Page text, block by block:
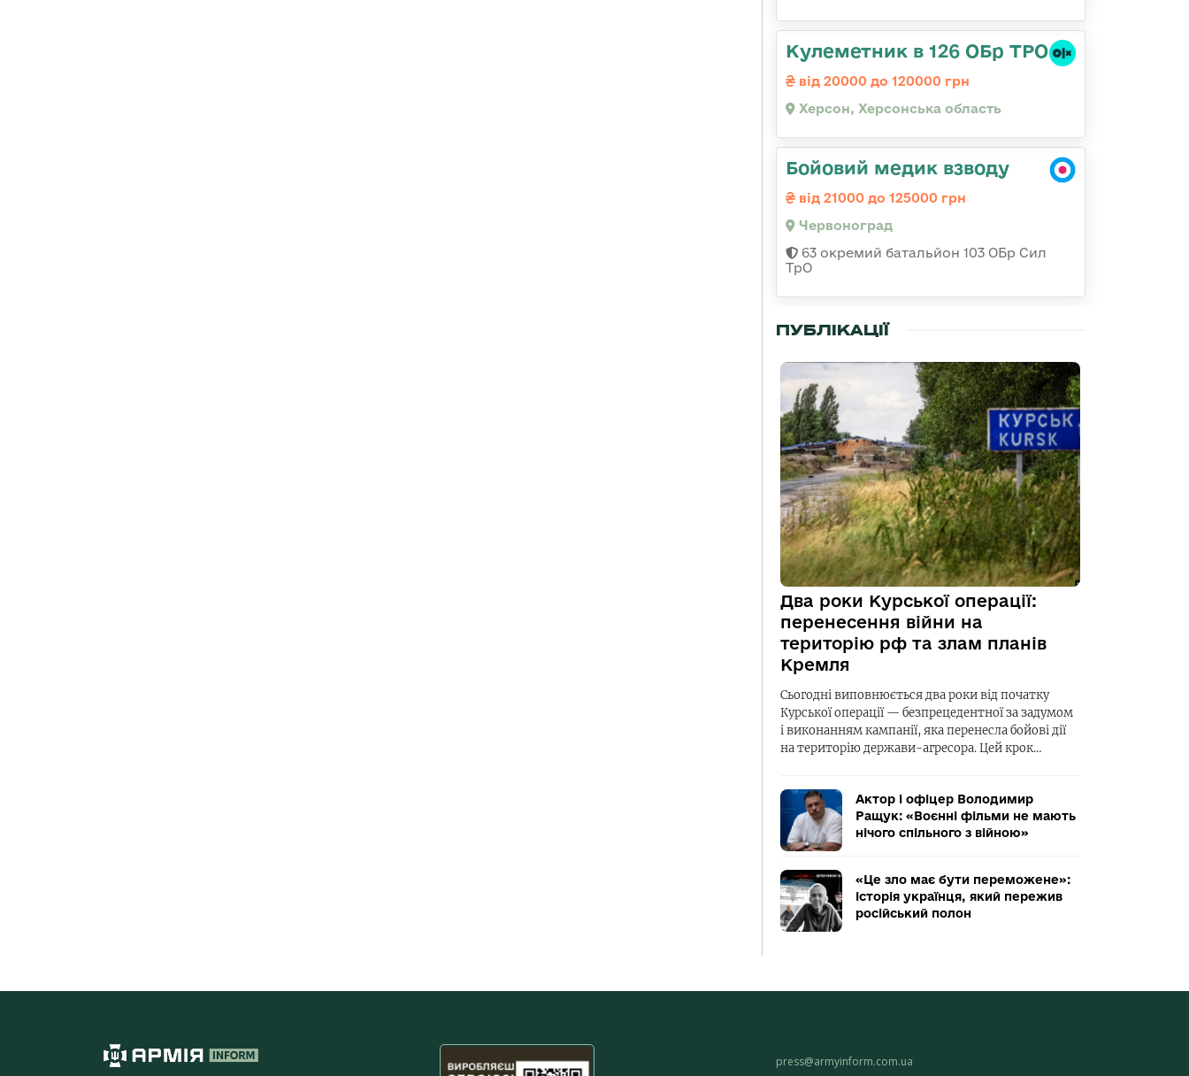
Кулеметник в 126 ОБр ТРО
від 20000 до 120000 грн
Херсон, Херсонська область
Бойовий медик взводу
від 21000 до 125000 грн
Червоноград
63 окремий батальйон 103 ОБр Сил
ТрО
ПУБЛІКАЦІЇ
Два роки Курської операції:
перенесення війни на
територію рф та злам планів
Кремля
Сьогодні виповнюється два роки від початку
Курської операції — безпрецедентної за задумом
і виконанням кампанії, яка перенесла бойові дії
на територію держави-агресора. Цей крок…
Актор і офіцер Володимир
Ращук: «Воєнні фільми не мають
нічого спільного з війною»
«Це зло має бути переможене»:
історія українця, який пережив
російський полон
press@armyinform.com.ua